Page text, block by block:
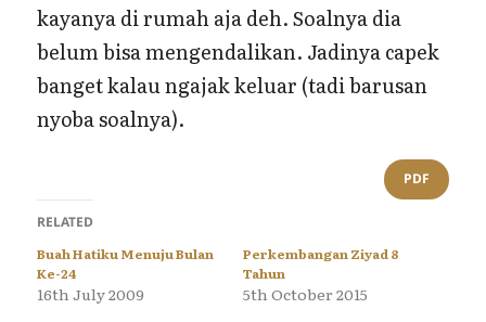
kayanya di rumah aja deh. Soalnya dia
belum bisa mengendalikan. Jadinya capek
banget kalau ngajak keluar (tadi barusan
nyoba soalnya).
PDF
RELATED
Buah Hatiku Menuju Bulan
Ke-24
16th July 2009
Perkembangan Ziyad 8
Tahun
5th October 2015